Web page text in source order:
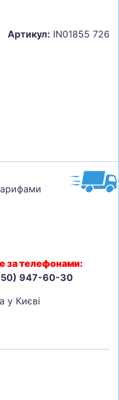
Артикул: IN01855 726
за телефонами:
947-60-30
у Києві